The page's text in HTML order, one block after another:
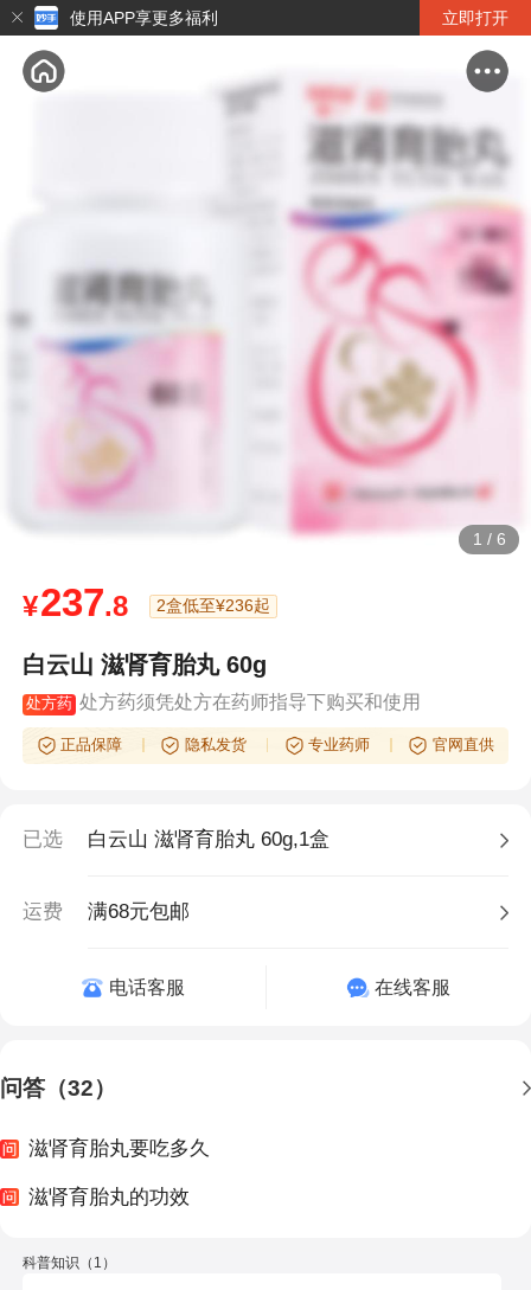
使用APP享更多福利 立即打开
1 / 6
¥237.8 2盒低至¥236起
白云山 滋肾育胎丸 60g
处方药 处方药须凭处方在药师指导下购买和使用
正品保障 隐私发货 专业药师 官网直供
已选 白云山 滋肾育胎丸 60g,1盒
运费 满68元包邮
电话客服 在线客服
问答（32）
滋肾育胎丸要吃多久
滋肾育胎丸的功效
科普知识（1）